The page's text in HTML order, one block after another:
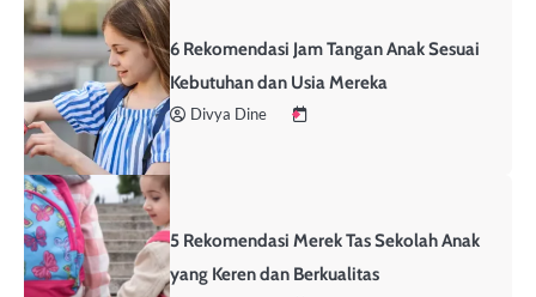
6 Rekomendasi Jam Tangan Anak Sesuai
Kebutuhan dan Usia Mereka
Divya Dine
5 Rekomendasi Merek Tas Sekolah Anak
yang Keren dan Berkualitas